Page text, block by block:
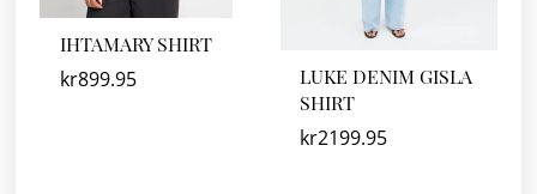
IHTAMARY SHIRT
kr899.95
LUKE DENIM GISLA
SHIRT
kr2199.95